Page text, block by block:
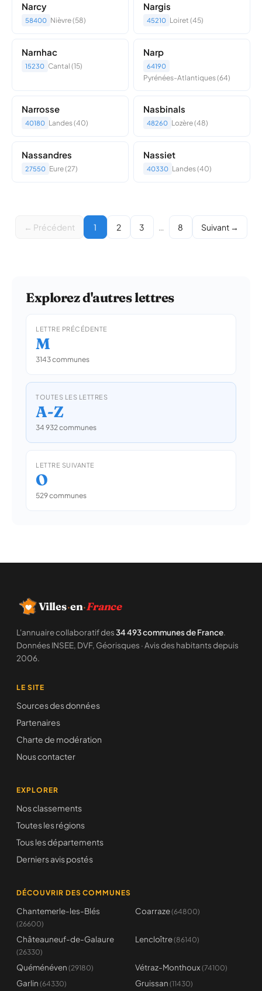
Narcy
58400 Nièvre (58)
Nargis
45210 Loiret (45)
Narnhac
15230 Cantal (15)
Narp
64190
Pyrénées-Atlantiques (64)
Narrosse
40180 Landes (40)
Nasbinals
48260 Lozère (48)
Nassandres
27550 Eure (27)
Nassiet
40330 Landes (40)
← Précédent 1 2 3 … 8 Suivant →
Explorez d'autres lettres
LETTRE PRÉCÉDENTE
M
3143 communes
TOUTES LES LETTRES
A-Z
34 932 communes
LETTRE SUIVANTE
O
529 communes
Villes·en·France
L'annuaire collaboratif des34 493 communes de France.
Données INSEE, DVF, Géorisques · Avis des habitants depuis
2006.
LE SITE
Sources des données
Partenaires
Charte de modération
Nous contacter
EXPLORER
Nos classements
Toutes les régions
Tous les départements
Derniers avis postés
DÉCOUVRIR DES COMMUNES
Chantemerle-les-Blés
(26600)
Coarraze(64800)
Châteauneuf-de-Galaure
(26330)
Lencloître(86140)
Quéménéven (29180) Vétraz-Monthoux (74100)
Garlin (64330) Gruissan (11430)